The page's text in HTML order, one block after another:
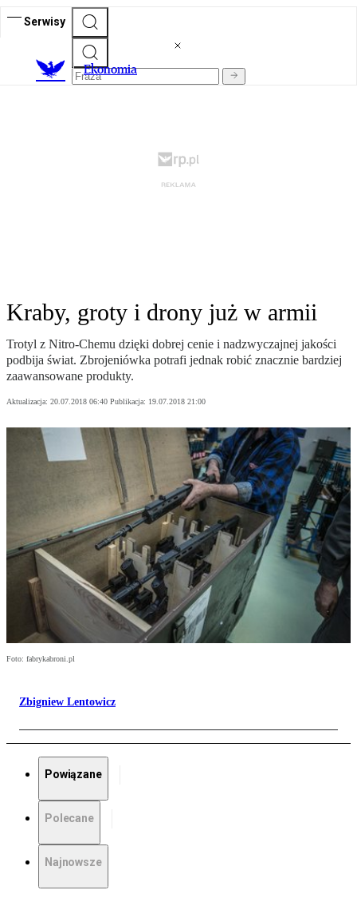
Serwisy
Ekonomia
Kraby, groty i drony już w armii
Trotyl z Nitro-Chemu dzięki dobrej cenie i nadzwyczajnej jakości
podbija świat. Zbrojeniówka potrafi jednak robić znacznie bardziej
zaawansowane produkty.
Aktualizacja: 20.07.2018 06:40 Publikacja: 19.07.2018 21:00
Foto: fabrykabroni.pl
Zbigniew Lentowicz
Powiązane
Polecane
Najnowsze